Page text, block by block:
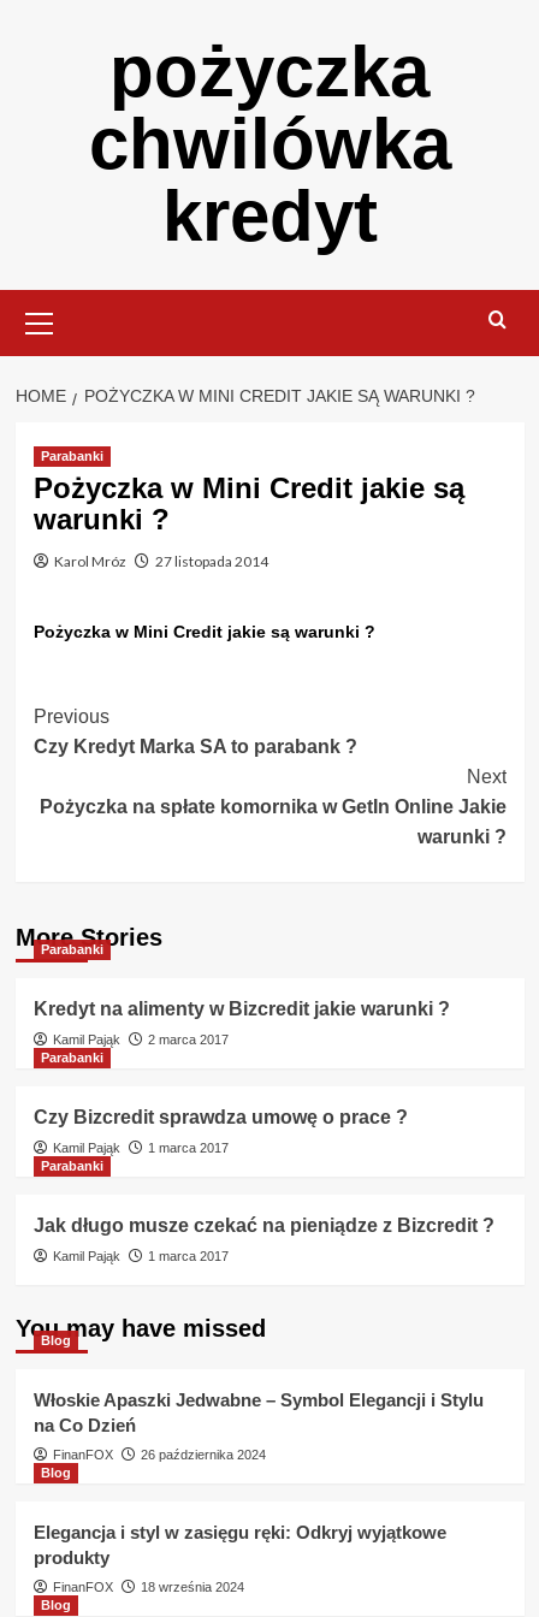
pożyczka
chwilówka
kredyt
Menu
HOME POŻYCZKA W MINI CREDIT JAKIE SĄ WARUNKI ?
Parabanki
Pożyczka w Mini Credit jakie są
warunki ?
Karol Mróz 27 listopada 2014
Pożyczka w Mini Credit jakie są warunki ?
Post
Navigation
Previous
Czy Kredyt Marka SA to parabank ?
Next
Pożyczka na spłate komornika w GetIn Online Jakie
warunki ?
More Stories
Parabanki
Kredyt na alimenty w Bizcredit jakie warunki ?
Kamil Pająk
2 marca 2017
Parabanki
Czy Bizcredit sprawdza umowę o prace ?
Kamil Pająk
1 marca 2017
Parabanki
Jak długo musze czekać na pieniądze z Bizcredit ?
Kamil Pająk 1 marca 2017
You may have missed
Blog
Włoskie Apaszki Jedwabne – Symbol Elegancji i Stylu
na Co Dzień
FinanFOX
26 października 2024
Blog
Elegancja i styl w zasięgu ręki: Odkryj wyjątkowe
produkty
FinanFOX
18 września 2024
Blog